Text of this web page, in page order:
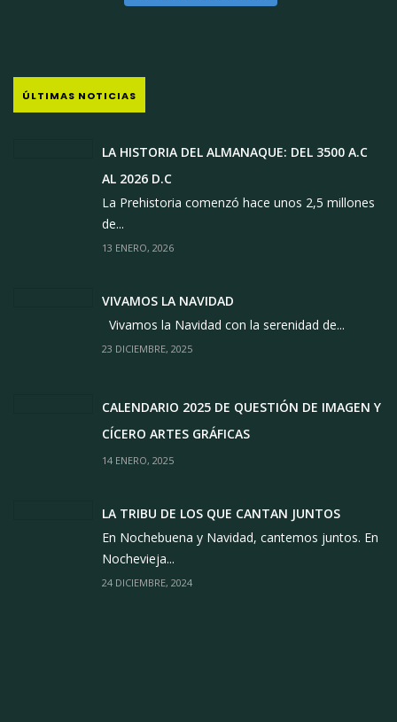
ÚLTIMAS NOTICIAS
LA HISTORIA DEL ALMANAQUE: DEL 3500 A.C
AL 2026 D.C
La Prehistoria comenzó hace unos 2,5 millones
de...
13 ENERO, 2026
VIVAMOS LA NAVIDAD
Vivamos la Navidad con la serenidad de...
23 DICIEMBRE, 2025
CALENDARIO 2025 DE QUESTIÓN DE IMAGEN Y
CÍCERO ARTES GRÁFICAS
14 ENERO, 2025
LA TRIBU DE LOS QUE CANTAN JUNTOS
En Nochebuena y Navidad, cantemos juntos. En
Nochevieja...
24 DICIEMBRE, 2024